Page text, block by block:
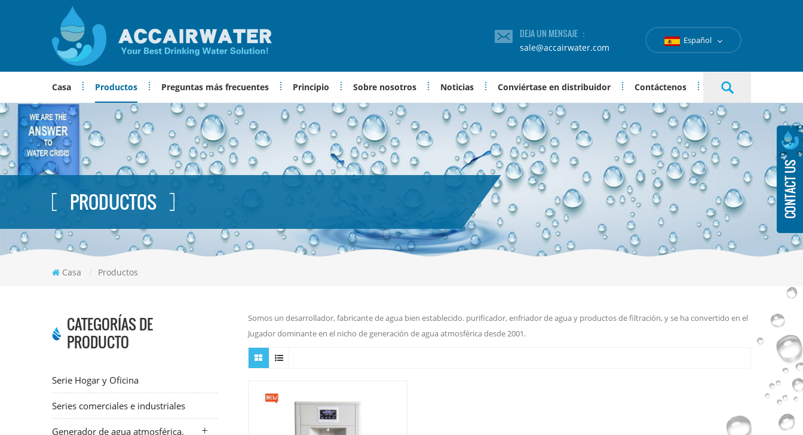
DEJA UN MENSAJE ：
sale@accairwater.com
Español
Casa Productos Preguntas más frecuentes Principio Sobre nosotros Noticias Conviértase en distribuidor Contáctenos
PRODUCTOS
Casa / Productos
CATEGORÍAS DE
PRODUCTO
Serie Hogar y Oficina
Series comerciales e industriales
Generador de agua atmosférica.
Somos un desarrollador, fabricante de agua bien establecido. purificador, enfriador de agua y productos de filtración, y se ha convertido en el
Jugador dominante en el nicho de generación de agua atmosférica desde 2001.